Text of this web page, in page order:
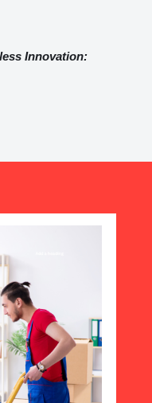
Innovation: